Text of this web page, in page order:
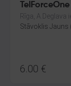
Rīga, A.Deglava
Stāvoklis Jauns
6.00 €